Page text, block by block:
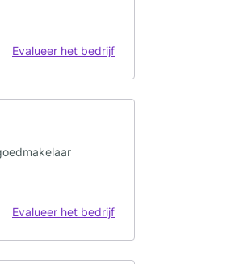
Evalueer het bedrijf
Evalueer het bedrijf